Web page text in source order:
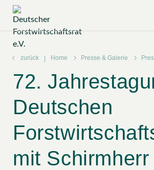
Zum
Inhalt
springenzurück Home Presse & Galerie
72.
Deutschen
mit Schirmherr